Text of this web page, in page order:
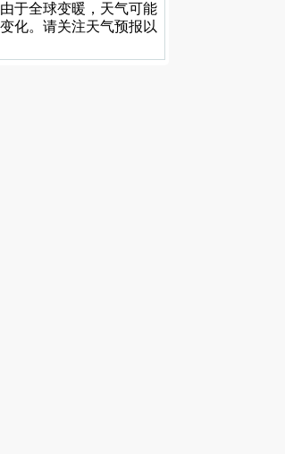
于全球变暖，天气可能
化。请关注天气预报以